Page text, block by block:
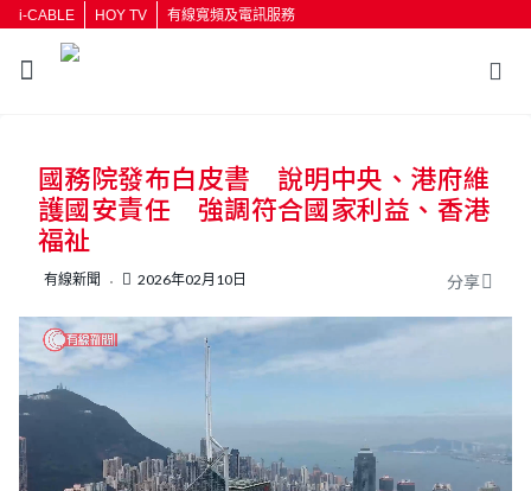
i-CABLE HOY TV 有線寬頻及電訊服務
按輸入鍵開始搜尋
國務院發布白皮書 說明中央、港府維
護國安責任 強調符合國家利益、香港
福祉
有線新聞 2026年02月10日 分享